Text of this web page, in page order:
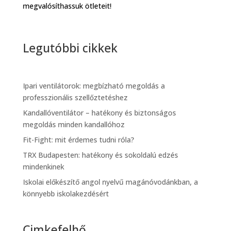
megvalósíthassuk ötleteit!
Legutóbbi cikkek
Ipari ventilátorok: megbízható megoldás a
professzionális szellőztetéshez
Kandallóventilátor – hatékony és biztonságos
megoldás minden kandallóhoz
Fit-Fight: mit érdemes tudni róla?
TRX Budapesten: hatékony és sokoldalú edzés
mindenkinek
Iskolai előkészítő angol nyelvű magánóvodánkban, a
könnyebb iskolakezdésért